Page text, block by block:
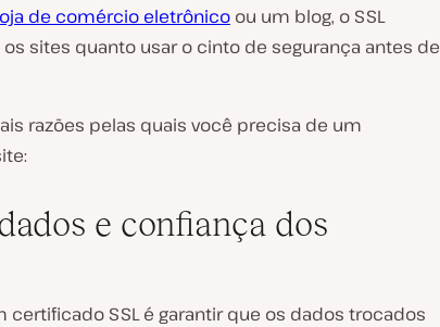
de comércio eletrônico ou um blog, o SSL
sites quanto usar o cinto de segurança antes de
razões pelas quais você precisa de um
e confiança dos
certificado SSL é garantir que os dados trocados